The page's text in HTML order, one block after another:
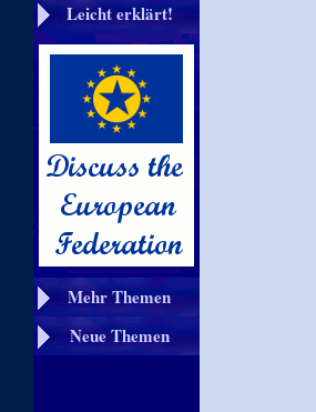
Leicht erklärt!
Mehr Themen
Neue Themen